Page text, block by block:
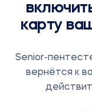
карту
Senior-
вернётся к